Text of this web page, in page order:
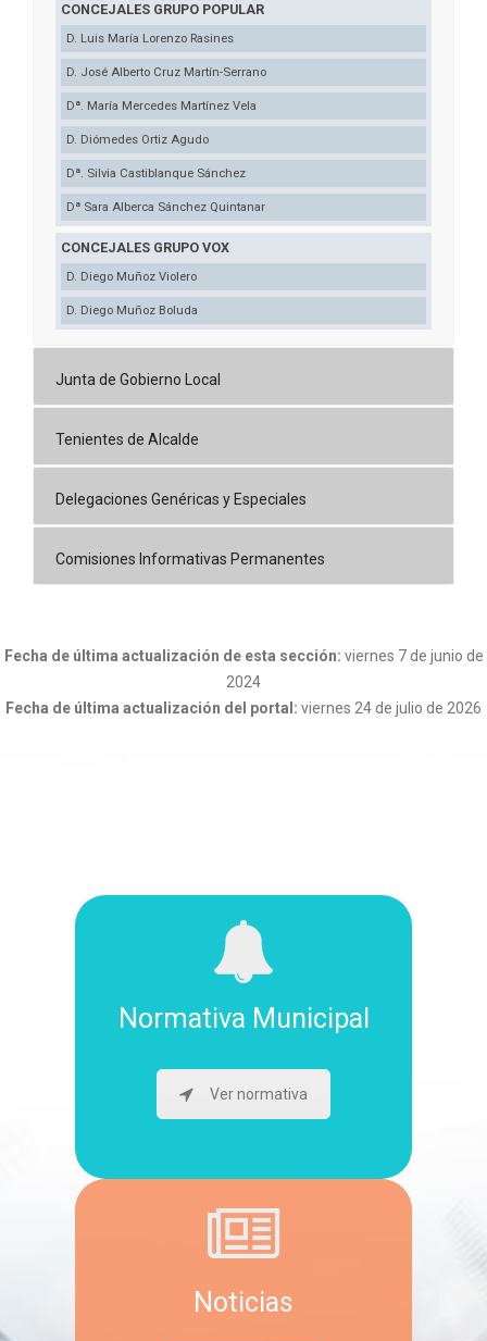
CONCEJALES GRUPO POPULAR
D. Luis María Lorenzo Rasines
D. José Alberto Cruz Martín-Serrano
Dª. María Mercedes Martínez Vela
D. Diómedes Ortiz Agudo
Dª. Silvia Castiblanque Sánchez
Dª Sara Alberca Sánchez Quintanar
CONCEJALES GRUPO VOX
D. Diego Muñoz Violero
D. Diego Muñoz Boluda
Junta de Gobierno Local
Tenientes de Alcalde
Delegaciones Genéricas y Especiales
Comisiones Informativas Permanentes
Fecha de última actualización de esta sección: viernes 7 de junio de
2024
Fecha de última actualización del portal: viernes 24 de julio de 2026
Normativa Municipal
Ver normativa
Noticias